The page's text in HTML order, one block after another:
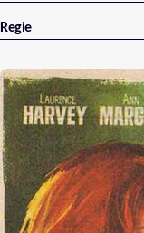
Regie